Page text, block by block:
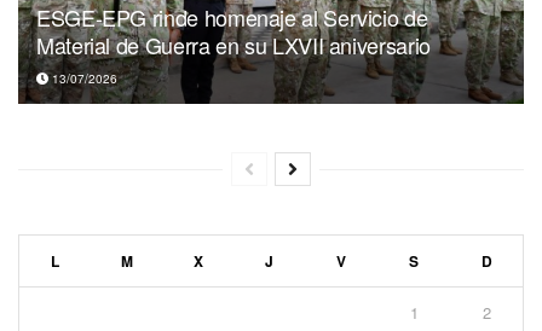
ESGE-EPG rinde homenaje al Servicio de
Material de Guerra en su LXVII aniversario
13/07/2026
L M X J V S D
1 2